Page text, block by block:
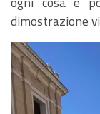
dimostrazione